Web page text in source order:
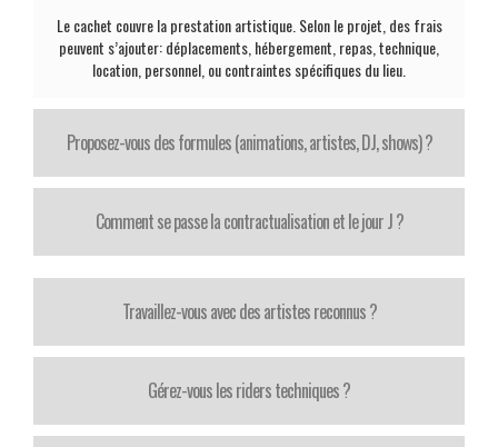
Le cachet couvre la prestation artistique. Selon le projet, des frais
peuvent s’ajouter: déplacements, hébergement, repas, technique,
location, personnel, ou contraintes spécifiques du lieu.
Proposez-vous des formules (animations, artistes, DJ, shows) ?
Comment se passe la contractualisation et le jour J ?
Travaillez-vous avec des artistes reconnus ?
Gérez-vous les riders techniques ?